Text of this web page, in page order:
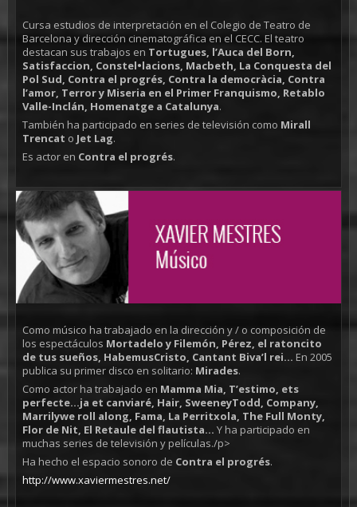
Cursa estudios de interpretación en el Colegio de Teatro de
Barcelona y dirección cinematográfica en el CECC. El teatro
destacan sus trabajos en Tortugues, l’Auca del Born,
Satisfaccion, Constel•lacions, Macbeth, La Conquesta del
Pol Sud, Contra el progrés, Contra la democràcia, Contra
l’amor, Terror y Miseria en el Primer Franquismo, Retablo
Valle-Inclán, Homenatge a Catalunya.
También ha participado en series de televisión como Mirall
Trencat o Jet Lag.
Es actor en Contra el progrés.
Como músico ha trabajado en la dirección y / o composición de
los espectáculos Mortadelo y Filemón, Pérez, el ratoncito
de tus sueños, HabemusCristo, Cantant Biva’l rei... En 2005
publica su primer disco en solitario: Mirades.
Como actor ha trabajado en Mamma Mia, T’estimo, ets
perfecte...ja et canviaré, Hair, SweeneyTodd, Company,
Marrilywe roll along, Fama, La Perritxola, The Full Monty,
Flor de Nit, El Retaule del flautista… Y ha participado en
muchas series de televisión y películas./p>
Ha hecho el espacio sonoro de Contra el progrés.
http://www.xaviermestres.net/